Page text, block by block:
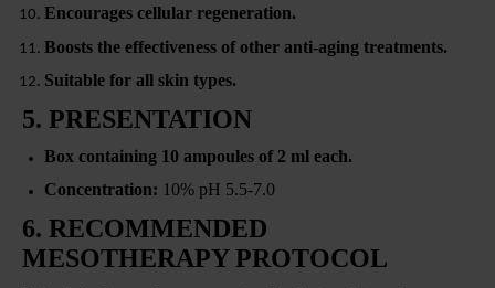
Encourages cellular regeneration.
Boosts the effectiveness of other anti-aging treatments.
Suitable for all skin types.
5. PRESENTATION
Box containing 10 ampoules of 2 ml each.
Concentration: 10% pH 5.5-7.0
6. RECOMMENDED
MESOTHERAPY PROTOCOL